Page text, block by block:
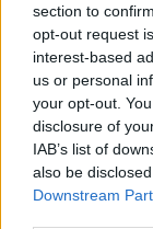
section to
opt-out request
interest-based
us or personal
your opt-out.
disclosure of
IAB’s list of
also be
Downstream